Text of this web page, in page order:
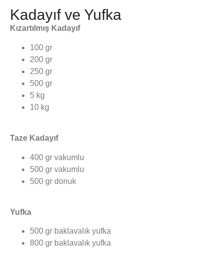
Kadayıf ve Yufka
Kızartılmış Kadayıf
100 gr
200 gr
250 gr
500 gr
5 kg
10 kg
Taze Kadayıf
400 gr vakumlu
500 gr vakumlu
500 gr donuk
Yufka
500 gr baklavalık yufka
800 gr baklavalık yufka